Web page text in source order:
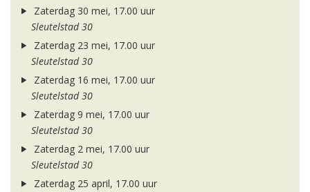
Zaterdag 30 mei, 17.00 uur
Sleutelstad 30
Zaterdag 23 mei, 17.00 uur
Sleutelstad 30
Zaterdag 16 mei, 17.00 uur
Sleutelstad 30
Zaterdag 9 mei, 17.00 uur
Sleutelstad 30
Zaterdag 2 mei, 17.00 uur
Sleutelstad 30
Zaterdag 25 april, 17.00 uur